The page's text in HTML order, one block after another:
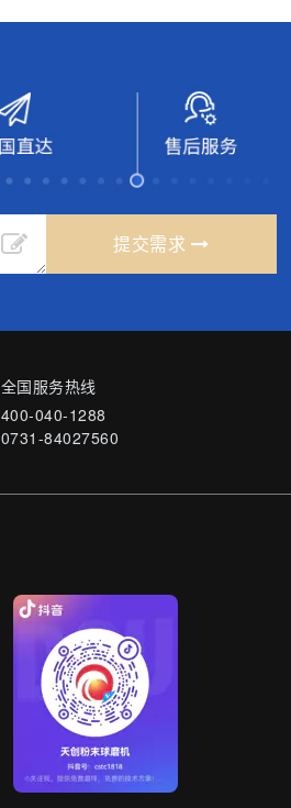
提交需求
全国服务热线
400-040-1288
0731-84027560